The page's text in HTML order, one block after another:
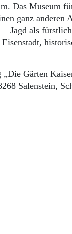
Das Museum
ganz anderen
Jagd als
„Die Gärten
Salenstein,